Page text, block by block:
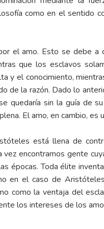
como en el sentido
el amo. Esto se debe
que los esclavos
y el conocimiento,
de la razón. Dado lo
quedaría sin la guía de
El amo, en cambio, es
está llena de
encontramos gente
épocas. Toda élite
en el caso de
como la ventaja del
los intereses de los